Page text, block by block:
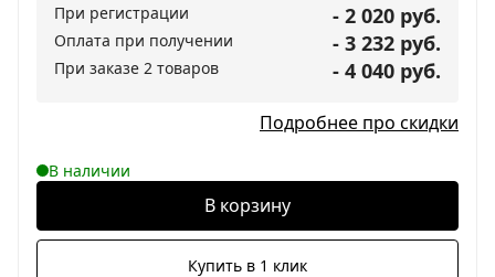
При регистрации - 2 020 руб.
Оплата при получении - 3 232 руб.
При заказе 2 товаров - 4 040 руб.
Подробнее про скидки
В наличии
В корзину
Купить в 1 клик